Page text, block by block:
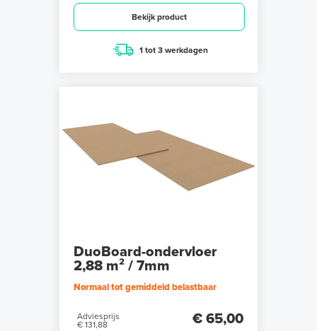
Bekijk product
1 tot 3 werkdagen
DuoBoard-ondervloer
2,88 m² / 7mm
Normaal tot gemiddeld belastbaar
Adviesprijs
€ 131,88
€ 65,00